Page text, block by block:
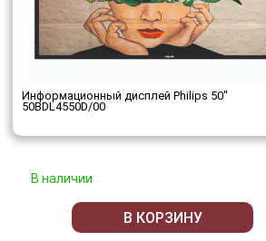
Информационный дисплей Philips 50"
50BDL4550D/00
В наличии
В КОРЗИНУ